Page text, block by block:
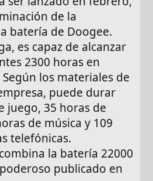
de la
batería de Doogee.
es capaz de alcanzar
2300 horas en
los materiales de
puede durar
juego, 35 horas de
de música y 109
telefónicas.